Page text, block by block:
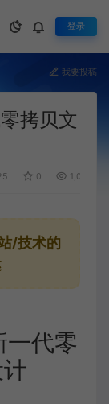
登录
我要投稿
拷贝文
0 1,075
/技术的
一代零